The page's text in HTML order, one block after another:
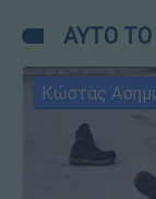
ΑΥΤΟ ΤΟ
Κώστας